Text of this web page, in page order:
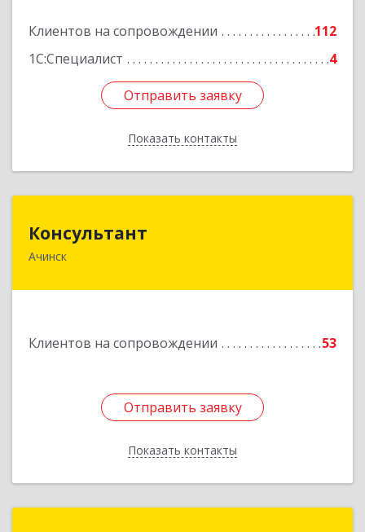
Клиентов на сопровождении
112
1С:Специалист
4
Отправить заявку
Показать контакты
Отправить заявку
Назад
Консультант
Ачинск
Клиентов на сопровождении 53
Отправить заявку
Показать контакты
662159, Красноярский край, Ачинск г, Юго-
Отправить заявку
Назад